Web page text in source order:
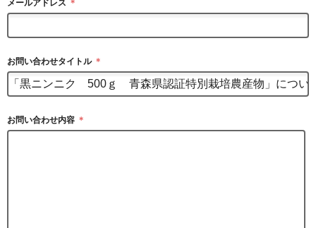
メールアドレス ＊
お問い合わせタイトル ＊
お問い合わせ内容 ＊